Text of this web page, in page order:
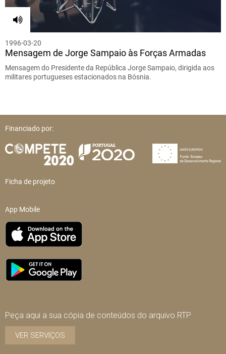
1996-03-20
Mensagem de Jorge Sampaio às Forças Armadas
Mensagem do Presidente da República Jorge Sampaio, dirigida aos
militares portugueses estacionados na Bósnia.
Financiado por:
Ficha de projeto
App Mobile
Peça aqui a sua cópia de conteúdos do arquivo RTP
VER SERVIÇOS